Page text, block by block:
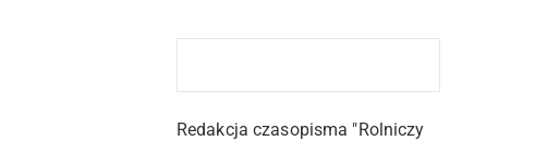
Redakcja czasopisma "Rolniczy